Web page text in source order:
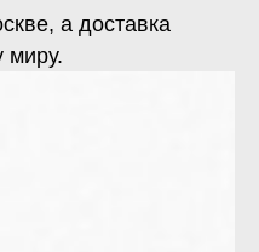
а доставка
миру.